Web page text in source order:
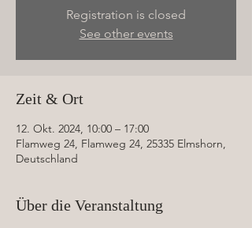
Registration is closed
See other events
Zeit & Ort
12. Okt. 2024, 10:00 – 17:00
Flamweg 24, Flamweg 24, 25335 Elmshorn,
Deutschland
Über die Veranstaltung